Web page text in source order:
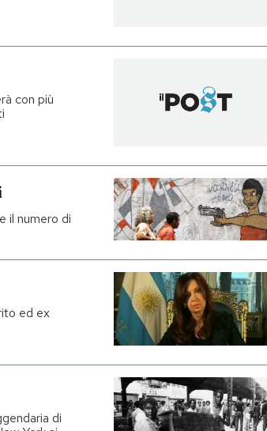
con più
il numero di
ed ex
di